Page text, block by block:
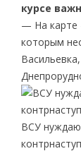
курсе
— На карте
которым
ВСУ